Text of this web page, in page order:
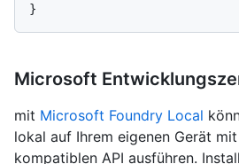
Microsoft
mit Microsoft Foundry Local
lokal auf Ihrem eigenen Gerät
kompatiblen API ausführen.